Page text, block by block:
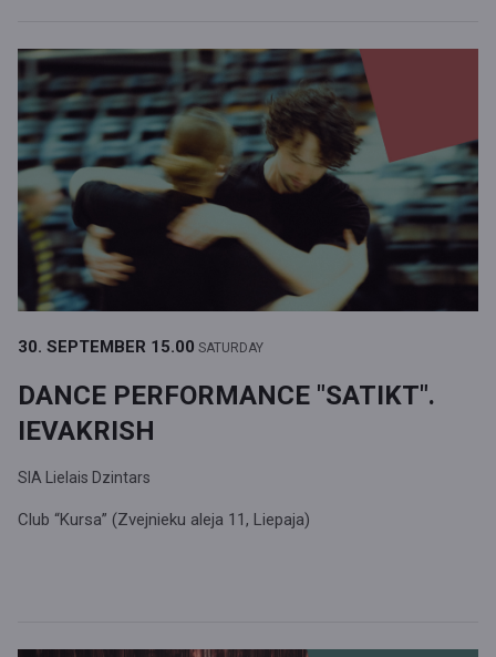
30. SEPTEMBER 15.00 SATURDAY
DANCE PERFORMANCE "SATIKT".
IEVAKRISH
SIA Lielais Dzintars
Club “Kursa” (Zvejnieku aleja 11, Liepaja)